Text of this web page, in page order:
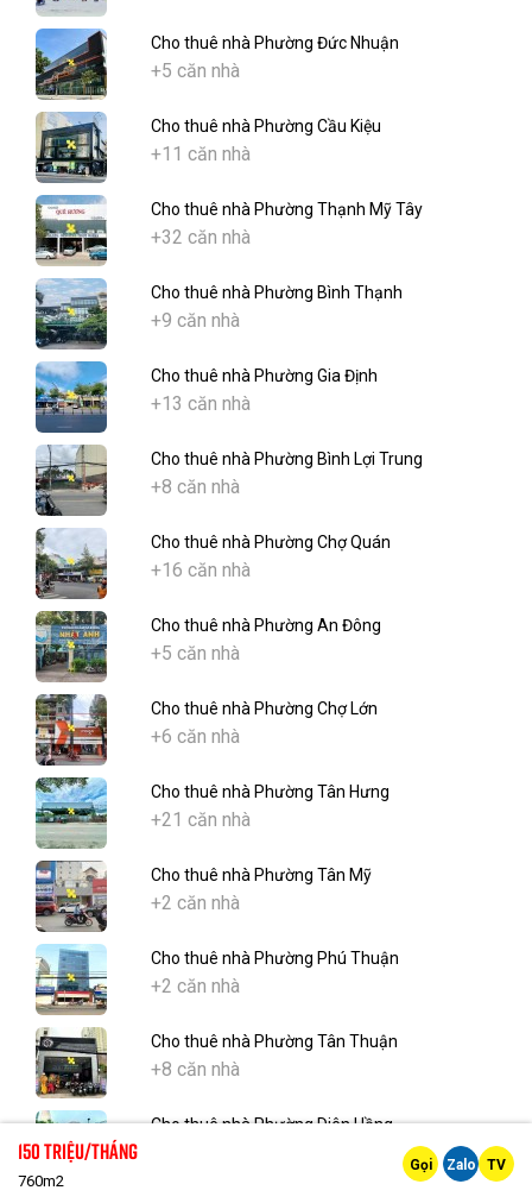
Cho thuê nhà Phường Đức Nhuận
+5 căn nhà
Cho thuê nhà Phường Cầu Kiệu
+11 căn nhà
Cho thuê nhà Phường Thạnh Mỹ Tây
+32 căn nhà
Cho thuê nhà Phường Bình Thạnh
+9 căn nhà
Cho thuê nhà Phường Gia Định
+13 căn nhà
Cho thuê nhà Phường Bình Lợi Trung
+8 căn nhà
Cho thuê nhà Phường Chợ Quán
+16 căn nhà
Cho thuê nhà Phường An Đông
+5 căn nhà
Cho thuê nhà Phường Chợ Lớn
+6 căn nhà
Cho thuê nhà Phường Tân Hưng
+21 căn nhà
Cho thuê nhà Phường Tân Mỹ
+2 căn nhà
Cho thuê nhà Phường Phú Thuận
+2 căn nhà
Cho thuê nhà Phường Tân Thuận
+8 căn nhà
Cho thuê nhà Phường Diên Hồng
150 Triệu/tháng
760m2
Gọi Zalo TV